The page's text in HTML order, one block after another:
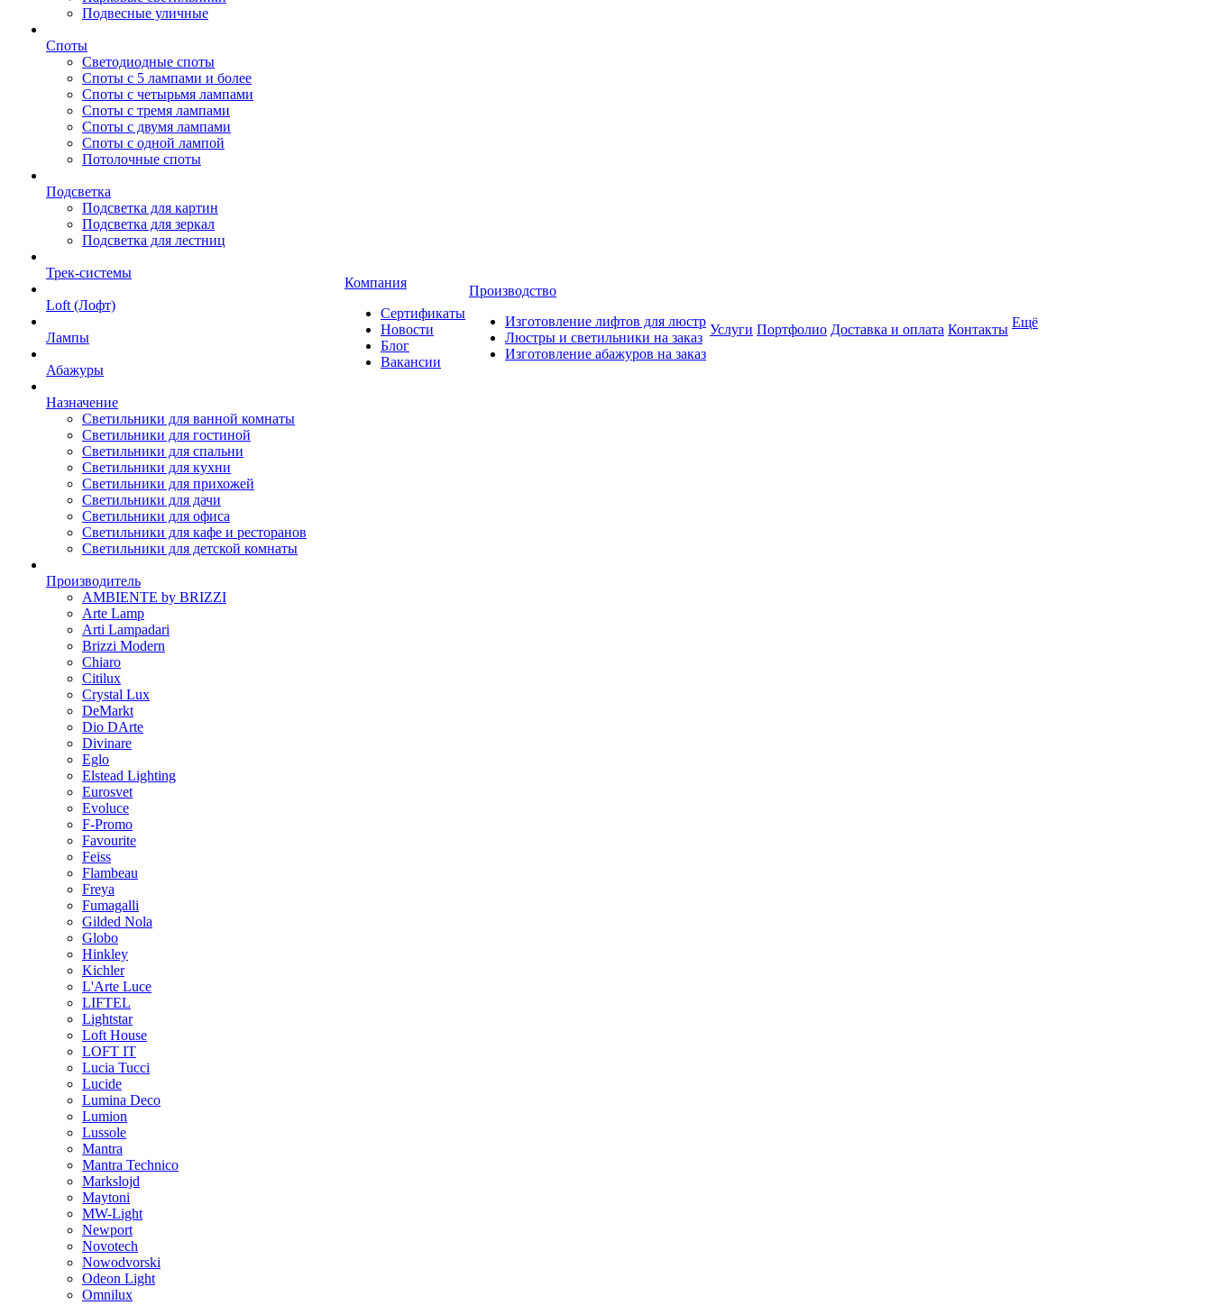
Подвесные уличные
Споты
Светодиодные споты
Споты с 5 лампами и более
Споты с четырьмя лампами
Споты с тремя лампами
Споты с двумя лампами
Споты с одной лампой
Потолочные споты
Подсветка
Подсветка для картин
Подсветка для зеркал
Подсветка для лестниц
Трек-системы
Loft (Лофт)
Лампы
Абажуры
Назначение
Светильники для ванной комнаты
Светильники для гостиной
Светильники для спальни
Светильники для кухни
Светильники для прихожей
Светильники для дачи
Светильники для офиса
Светильники для кафе и ресторанов
Светильники для детской комнаты
Производитель
AMBIENTE by BRIZZI
Arte Lamp
Arti Lampadari
Brizzi Modern
Chiaro
Citilux
Crystal Lux
DeMarkt
Dio DArte
Divinare
Eglo
Elstead Lighting
Eurosvet
Evoluce
F-Promo
Favourite
Feiss
Flambeau
Freya
Fumagalli
Gilded Nola
Globo
Hinkley
Kichler
L'Arte Luce
LIFTEL
Lightstar
Loft House
LOFT IT
Lucia Tucci
Lucide
Lumina Deco
Lumion
Lussole
Mantra
Mantra Technico
Markslojd
Maytoni
MW-Light
Newport
Novotech
Nowodvorski
Odeon Light
Omnilux
Компания
Сертификаты
Новости
Блог
Вакансии
Производство
Изготовление лифтов для люстр
Люстры и светильники на заказ
Изготовление абажуров на заказ
Услуги Портфолио Доставка и оплата Контакты Ещё